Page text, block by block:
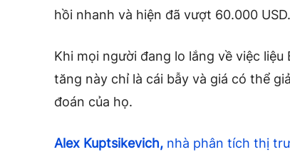
hồi nhanh và hiện đã vượt 60.000 USD.
Khi mọi người đang lo lắng về việc
tăng này chỉ là cái bẫy và giá có thể
đoán của họ.
Alex Kuptsikevich, nhà phân tích thị